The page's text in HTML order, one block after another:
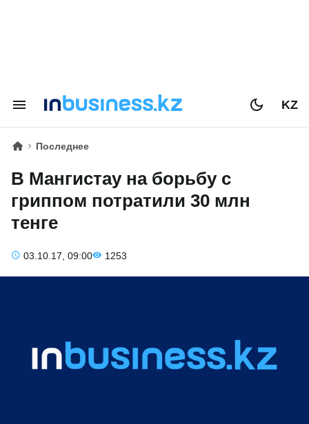
KZ
Последнее
В Мангистау на борьбу с
гриппом потратили 30 млн
тенге
03.10.17, 09:00 1253